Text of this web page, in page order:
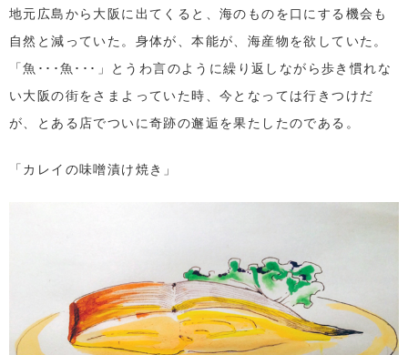
地元広島から大阪に出てくると、海のものを口にする機会も
自然と減っていた。身体が、本能が、海産物を欲していた。
「魚･･･魚･･･」とうわ言のように繰り返しながら歩き慣れな
い大阪の街をさまよっていた時、今となっては行きつけだ
が、とある店でついに奇跡の邂逅を果たしたのである。
「カレイの味噌漬け焼き」